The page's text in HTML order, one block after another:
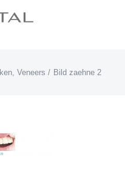
Veneers Bild zaehne 2